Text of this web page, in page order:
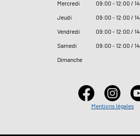
Mercredi
09:00 - 12:00 / 14
Jeudi
09:00 - 12:00 / 14
Vendredi
09:00 - 12:00 / 14
Samedi
09:00 - 12:00 / 14
Dimanche
Mentions légales